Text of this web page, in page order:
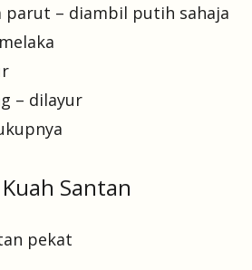
parut – diambil putih sahaja
– dilayur
Santan
pekat